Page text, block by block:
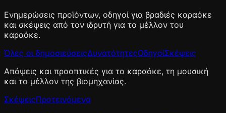
Ενημερώσεις προϊόντων, οδηγοί για βραδιές καραόκε
και σκέψεις από τον ιδρυτή για το μέλλον του
καραόκε.
Όλες οι δημοσιεύσειςΔυνατότητεςΟδηγοίΣκέψεις
Απόψεις και προοπτικές για το καραόκε, τη μουσική
και το μέλλον της βιομηχανίας.
ΣκέψειςΠροτεινόμενα